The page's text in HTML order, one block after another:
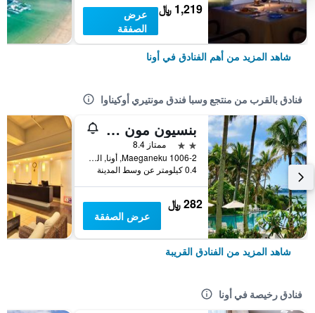
1,219 ﷼
عرض
الصفقة
شاهد المزيد من أهم الفنادق في أونا
فنادق بالقرب من منتجع وسبا فندق مونتيري أوكيناوا
بنسيون مون فيلا
2 نجمتين
ممتاز 8.4
1006-2 Maeganeku, أونا, اليابان
0.4 كيلومتر عن وسط المدينة
282 ﷼
عرض الصفقة
شاهد المزيد من الفنادق القريبة
فنادق رخيصة في أونا